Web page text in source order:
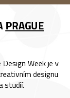
PRAGUE
Week je v
designu
studií.